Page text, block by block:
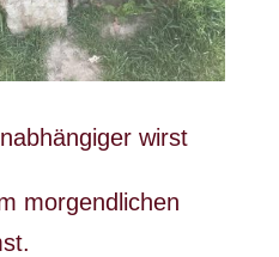
wirst
morgendlichen